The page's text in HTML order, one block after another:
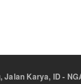
Karya, ID -